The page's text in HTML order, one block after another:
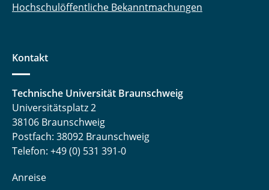
Hochschulöffentliche Bekanntmachungen
Kontakt
Technische Universität Braunschweig
Universitätsplatz 2
38106 Braunschweig
Postfach: 38092 Braunschweig
Telefon: +49 (0) 531 391-0
Anreise